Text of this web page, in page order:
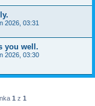
2026, 03:31
you well.
2026, 03:30
1 z 1